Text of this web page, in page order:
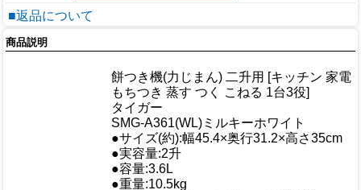
■返品について
商品説明
餅つき機(力じまん) 二升用 [キッチン 家電
もちつき 蒸す つく こねる 1台3役]
タイガー
SMG-A361(WL)ミルキーホワイト
●サイズ(約):幅45.4×奥行31.2×高さ35cm
●実容量:2升
●容量:3.6L
●重量:10.5kg